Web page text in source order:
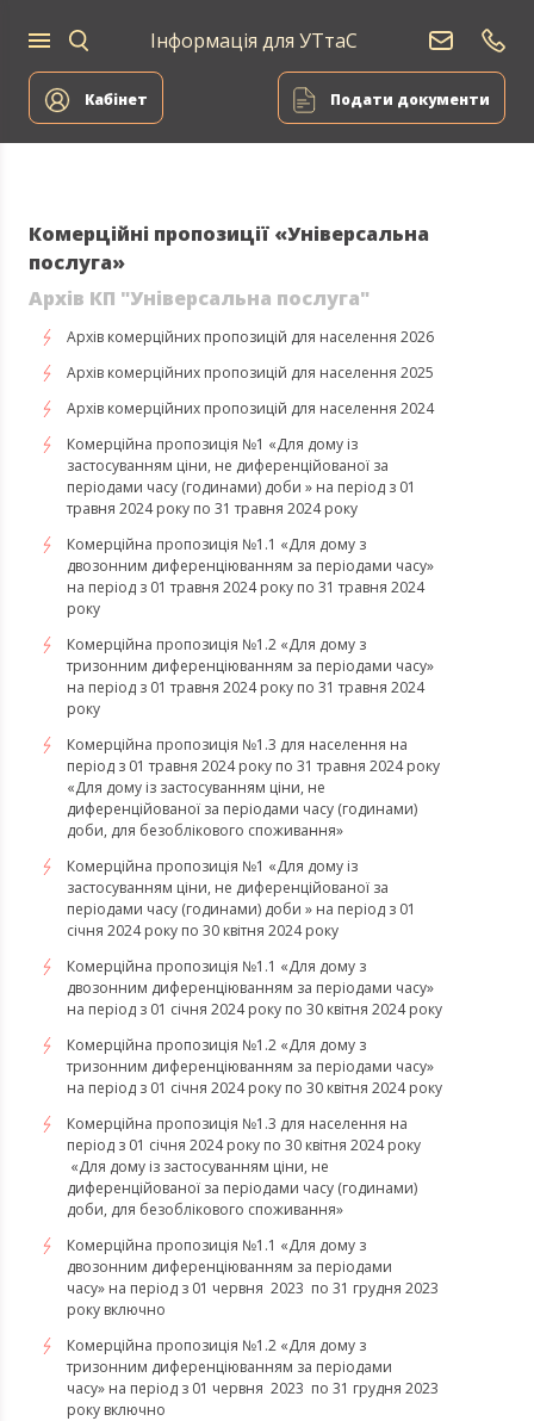
Кабінет Подати документи
Інформація для УТтаС
дому
компаній
Постачання
природного
газу
Комерційні пропозиції «Універсальна
послуга»
Архів КП "Універсальна послуга"
Архів комерційних пропозицій для населення 2026
Архів комерційних пропозицій для населення 2025
Архів комерційних пропозицій для населення 2024
Комерційна пропозиція №1 «Для дому із
застосуванням ціни, не диференційованої за
періодами часу (годинами) доби » на період з 01
травня 2024 року по 31 травня 2024 року
Комерційна пропозиція №1.1 «Для дому з
двозонним диференціюванням за періодами часу»
на період з 01 травня 2024 року по 31 травня 2024
року
Комерційна пропозиція №1.2 «Для дому з
тризонним диференціюванням за періодами часу»
на період з 01 травня 2024 року по 31 травня 2024
року
Комерційна пропозиція №1.3 для населення на
період з 01 травня 2024 року по 31 травня 2024 року
«Для дому із застосуванням ціни, не
диференційованої за періодами часу (годинами)
доби, для безоблікового споживання»
Комерційна пропозиція №1 «Для дому із
застосуванням ціни, не диференційованої за
періодами часу (годинами) доби » на період з 01
січня 2024 року по 30 квітня 2024 року
Комерційна пропозиція №1.1 «Для дому з
двозонним диференціюванням за періодами часу»
на період з 01 січня 2024 року по 30 квітня 2024 року
Комерційна пропозиція №1.2 «Для дому з
тризонним диференціюванням за періодами часу»
на період з 01 січня 2024 року по 30 квітня 2024 року
Комерційна пропозиція №1.3 для населення на
період з 01 січня 2024 року по 30 квітня 2024 року
«Для дому із застосуванням ціни, не
диференційованої за періодами часу (годинами)
доби, для безоблікового споживання»
Комерційна пропозиція №1.1 «Для дому з
двозонним диференціюванням за періодами
часу» на період з 01 червня 2023 по 31 грудня 2023
року включно
Комерційна пропозиція №1.2 «Для дому з
тризонним диференціюванням за періодами
часу» на період з 01 червня 2023 по 31 грудня 2023
року включно